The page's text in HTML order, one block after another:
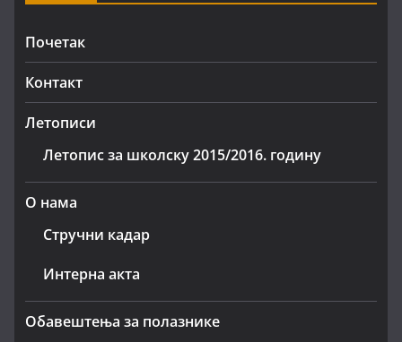
Почетак
Контакт
Летописи
Летопис за школску 2015/2016. годину
О нама
Стручни кадар
Интерна акта
Обавештења за полазнике